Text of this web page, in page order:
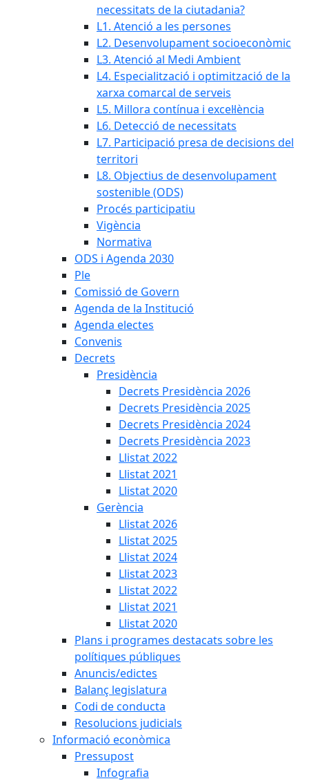
necessitats de la ciutadania?
L1. Atenció a les persones
L2. Desenvolupament socioeconòmic
L3. Atenció al Medi Ambient
L4. Especialització i optimització de la
xarxa comarcal de serveis
L5. Millora contínua i excel·lència
L6. Detecció de necessitats
L7. Participació presa de decisions del
territori
L8. Objectius de desenvolupament
sostenible (ODS)
Procés participatiu
Vigència
Normativa
ODS i Agenda 2030
Ple
Comissió de Govern
Agenda de la Institució
Agenda electes
Convenis
Decrets
Presidència
Decrets Presidència 2026
Decrets Presidència 2025
Decrets Presidència 2024
Decrets Presidència 2023
Llistat 2022
Llistat 2021
Llistat 2020
Gerència
Llistat 2026
Llistat 2025
Llistat 2024
Llistat 2023
Llistat 2022
Llistat 2021
Llistat 2020
Plans i programes destacats sobre les
polítiques públiques
Anuncis/edictes
Balanç legislatura
Codi de conducta
Resolucions judicials
Informació econòmica
Pressupost
Infografia